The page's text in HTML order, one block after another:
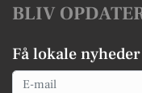
BLIV
Få lokale nyheder
Email